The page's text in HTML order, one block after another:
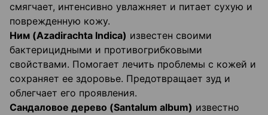
смягчает, интенсивно увлажняет и питает сухую и
поврежденную кожу.
Ним (Azadirachta Indica) известен своими
бактерицидными и противогрибковыми
свойствами. Помогает лечить проблемы с кожей и
сохраняет ее здоровье. Предотвращает зуд и
облегчает его проявления.
Сандаловое дерево (Santalum album) известно